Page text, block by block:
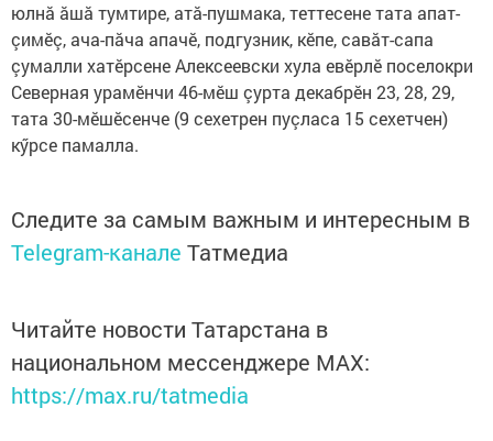
юлнă ăшă тумтире, атă-пушмака, теттесене тата апат-
çимӗç, ача-пăча апачӗ, подгузник, кӗпе, савăт-сапа
çумалли хатӗрсене Алексеевски хула евӗрлӗ поселокри
Северная урамӗнчи 46-мӗш çурта декабрӗн 23, 28, 29,
тата 30-мӗшӗсенче (9 сехетрен пуçласа 15 сехетчен)
кӳрсе памалла.
Следите за самым важным и интересным в
Telegram-канале Татмедиа
Читайте новости Татарстана в
национальном мессенджере MАХ:
https://max.ru/tatmedia